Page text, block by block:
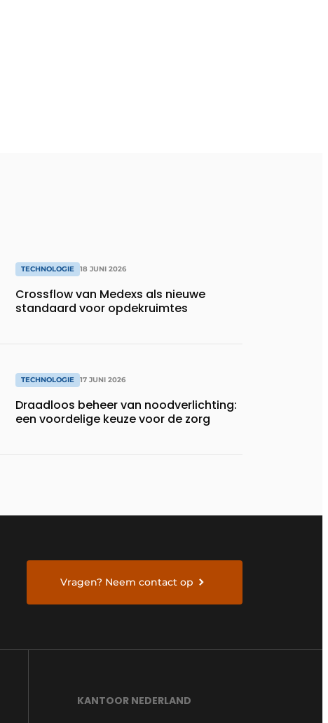
TECHNOLOGIE 18 JUNI 2026
Crossflow van Medexs als nieuwe
standaard voor opdekruimtes
TECHNOLOGIE 17 JUNI 2026
Draadloos beheer van noodverlichting:
een voordelige keuze voor de zorg
Vragen? Neem contact op
KANTOOR NEDERLAND